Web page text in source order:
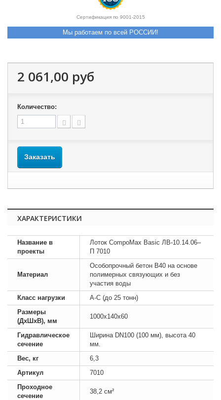
Сертификация по 9001-2015
Мы работаем по всей РОССИИ!
2 061,00 руб
Количество:
Заказать
ХАРАКТЕРИСТИКИ
Название в
проекты
Лоток CompoMax Basic ЛВ-10.14.06–
П 7010
Материал
Особопрочный бетон B40 на основе
полимерных связующих и без
участия воды
Класс нагрузки
А-С (до 25 тонн)
Размеры
(ДхШхВ), мм
1000х140х60
Гидравлическое
сечение
Ширина DN100 (100 мм), высота 40
мм.
Вес, кг
6,3
Артикул
7010
Проходное
сечение
38,2 см²